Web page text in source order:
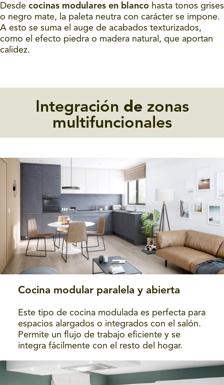
Desde cocinas modulares en blanco hasta tonos grises
o negro mate, la paleta neutra con carácter se impone.
A esto se suma el auge de acabados texturizados,
como el efecto piedra o madera natural, que aportan
calidez.
Integración de zonas
multifuncionales
Cocina modular paralela y abierta
Este tipo de cocina modulada es perfecta para
espacios alargados o integrados con el salón.
Permite un flujo de trabajo eficiente y se
integra fácilmente con el resto del hogar.